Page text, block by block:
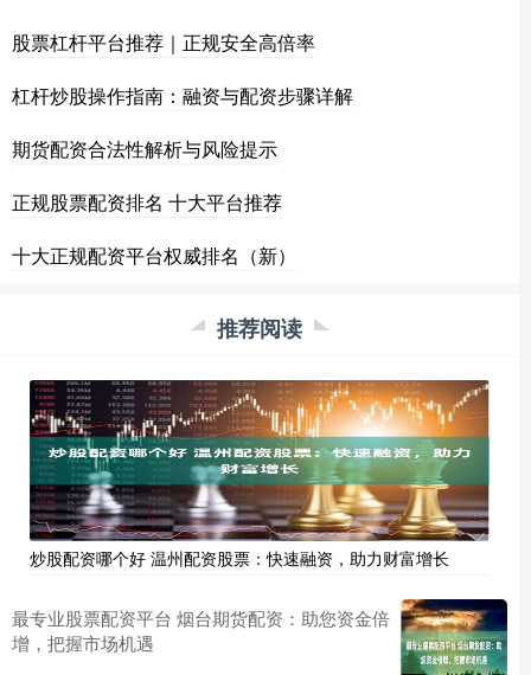
股票杠杆平台推荐｜正规安全高倍率
杠杆炒股操作指南：融资与配资步骤详解
期货配资合法性解析与风险提示
正规股票配资排名 十大平台推荐
十大正规配资平台权威排名（新）
推荐阅读
炒股配资哪个好 温州配资股票：快速融资，助力财富增长
最专业股票配资平台 烟台期货配资：助您资金倍
增，把握市场机遇